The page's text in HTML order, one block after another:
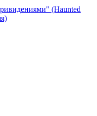
(Haunted